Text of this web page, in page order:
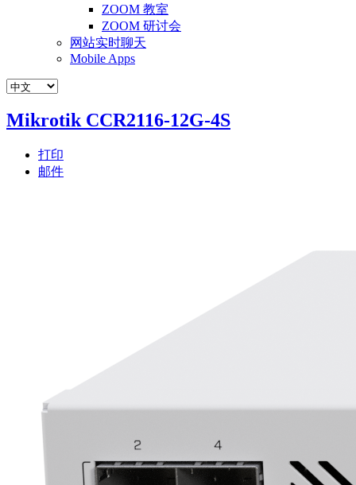
ZOOM 教室
ZOOM 研讨会
网站实时聊天
Mobile Apps
Mikrotik CCR2116-12G-4S
打印
邮件